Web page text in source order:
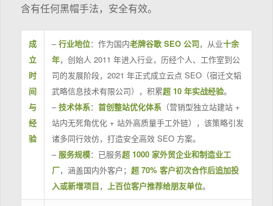
含有任何黑帽手法，安全有效。
成
立
时
间
与
经
验
–行业地位：作为国内老牌谷歌 SEO 公司，从业十余
年，创始人 2011 年进入行业，历经个人、工作室到公
司的发展阶段，2021 年正式成立云点 SEO（宿迁文韬
武略信息技术有限公司），积累超 10 年实战经验。
–技术体系： 首创整站优化体系（营销型独立站建站 +
站内无死角优化 + 站外高质量手工外链），该策略引发
诸多同行效仿，打造安全高效 SEO 方案。
– 服务规模：已服务超 1000 家外贸企业和制造业工
厂，涵盖国内外客户； 超 70% 客户初次合作后追加投
入或新增项目， 上百位客户推荐给朋友单位。